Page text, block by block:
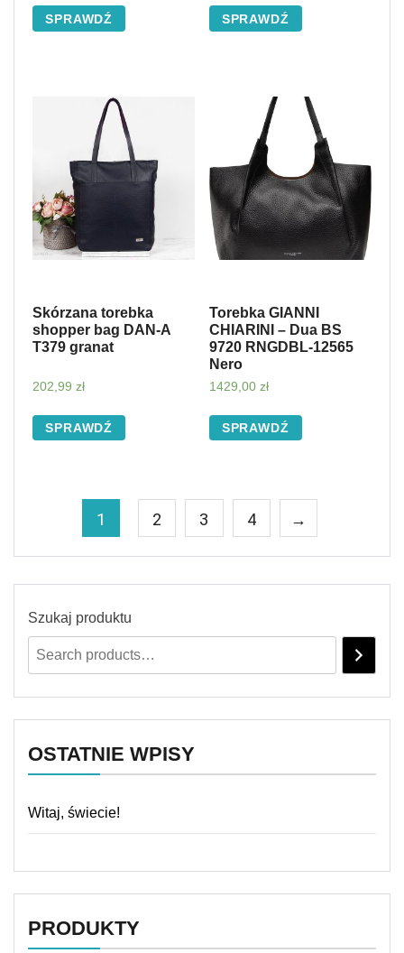
SPRAWDŹ SPRAWDŹ
Skórzana torebka
shopper bag DAN-A
T379 granat
202,99 zł
SPRAWDŹ
Torebka GIANNI
CHIARINI – Dua BS
9720 RNGDBL-12565
Nero
1429,00 zł
SPRAWDŹ
1 2 3 4 →
Szukaj produktu
OSTATNIE WPISY
Witaj, świecie!
PRODUKTY